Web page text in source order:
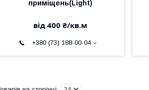
приміщень(Light)
від 400 ₴/кв.м
+380 (73) 188-00-04